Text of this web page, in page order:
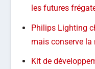
les futures
Philips Lighting
mais conserve
Kit de